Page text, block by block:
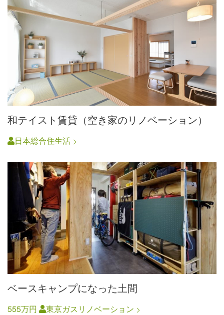
和テイスト賃貸（空き家のリノベーション）
日本総合住生活
ベースキャンプになった土間
555万円 東京ガスリノベーション